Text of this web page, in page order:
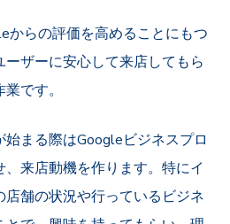
からの評価を高めることにもつ
ザーに安心して来店してもら
です。
まる際はGoogleビジネスプロ
来店動機を作ります。特にイ
舗の状況や行っているビジネ